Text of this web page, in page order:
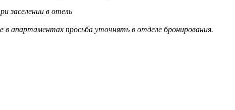
заселении в отель
апартаментах просьба уточнять в отделе бронирования.